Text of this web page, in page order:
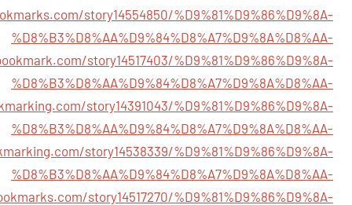
story14554850/%D9%81%D9%86%D9%8A-
%D8%B3%D8%AA%D9%84%D8%A7%D9%8A%D8%AA-
story14517403/%D9%81%D9%86%D9%8A-
%D8%B3%D8%AA%D9%84%D8%A7%D9%8A%D8%AA-
story14391043/%D9%81%D9%86%D9%8A-
%D8%B3%D8%AA%D9%84%D8%A7%D9%8A%D8%AA-
story14538339/%D9%81%D9%86%D9%8A-
%D8%B3%D8%AA%D9%84%D8%A7%D9%8A%D8%AA-
story14517270/%D9%81%D9%86%D9%8A-